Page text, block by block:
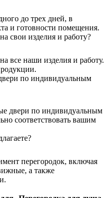
до трех дней, в
и готовности помещения.
свои изделия и работу?
все наши изделия и работу.
по индивидуальным
двери по индивидуальным
соответствовать вашим
перегородок, включая
а также